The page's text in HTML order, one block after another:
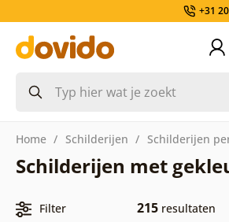
+31
Home Schilderijen Schilderijen
Schilderijen met
Filter 215 resultaten